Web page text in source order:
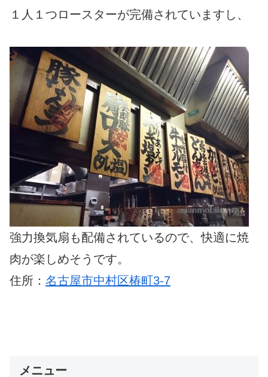
１人１つロースターが完備されていますし、
強力換気扇も配備されているので、快適に焼
肉が楽しめそうです。
住所： 名古屋市中村区椿町3-7
メニュー